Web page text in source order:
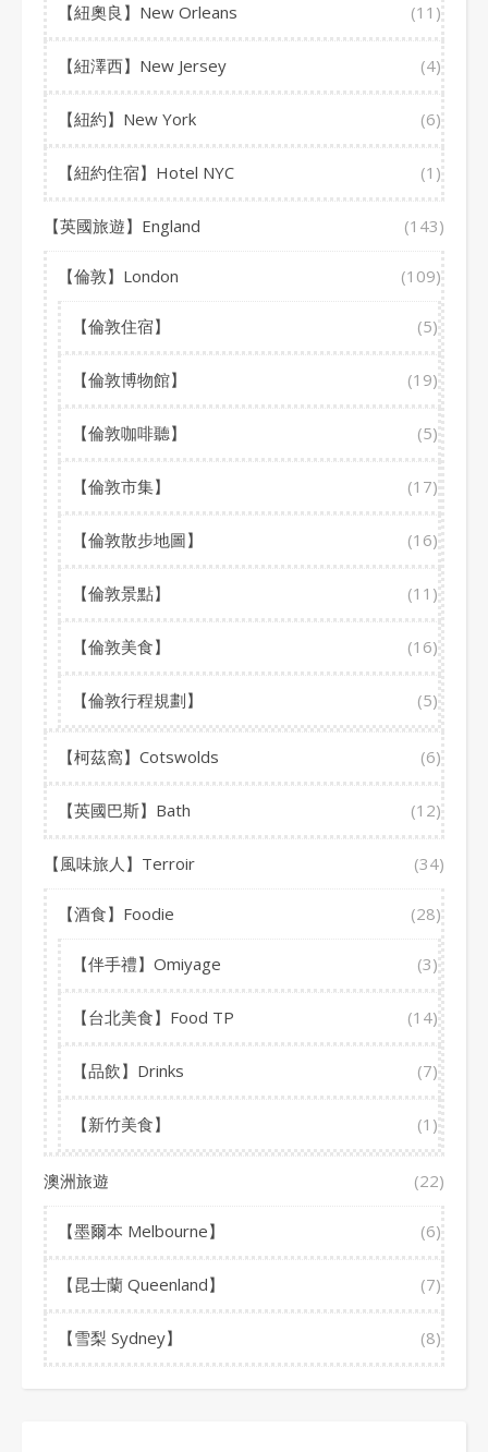
【紐奧良】New Orleans (11)
【紐澤西】New Jersey (4)
【紐約】New York (6)
【紐約住宿】Hotel NYC (1)
【英國旅遊】England (143)
【倫敦】London (109)
【倫敦住宿】 (5)
【倫敦博物館】 (19)
【倫敦咖啡聽】 (5)
【倫敦市集】 (17)
【倫敦散步地圖】 (16)
【倫敦景點】 (11)
【倫敦美食】 (16)
【倫敦行程規劃】 (5)
【柯茲窩】Cotswolds (6)
【英國巴斯】Bath (12)
【風味旅人】Terroir (34)
【酒食】Foodie (28)
【伴手禮】Omiyage (3)
【台北美食】Food TP (14)
【品飲】Drinks (7)
【新竹美食】 (1)
澳洲旅遊 (22)
【墨爾本 Melbourne】 (6)
【昆士蘭 Queenland】 (7)
【雪梨 Sydney】 (8)